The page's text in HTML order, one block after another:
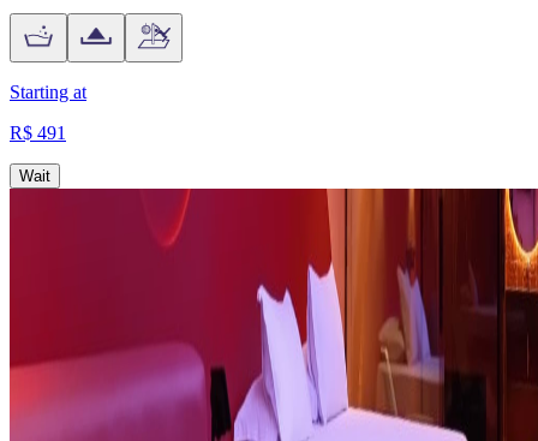
Starting at
R$ 491
Wait